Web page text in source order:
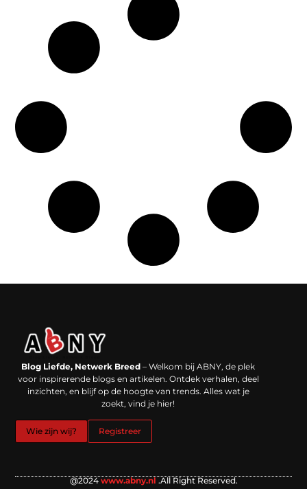
Blog Liefde, Netwerk Breed – Welkom bij ABNY, de plek
voor inspirerende blogs en artikelen. Ontdek verhalen, deel
inzichten, en blijf op de hoogte van trends. Alles wat je
zoekt, vind je hier!
Wie zijn wij? Registreer
@2024 www.abny.nl .All Right Reserved.